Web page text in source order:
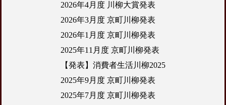
2026年4月度 川柳大賞発表
2026年3月度 京町川柳発表
2026年1月度 京町川柳発表
2025年11月度 京町川柳発表
【発表】消費者生活川柳2025
2025年9月度 京町川柳発表
2025年7月度 京町川柳発表